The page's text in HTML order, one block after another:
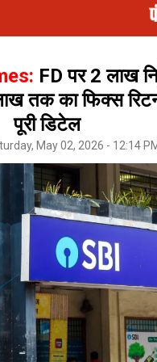
FD पर ₹2 लाख
तक का फिक्स
पूरी डिटेल
May 02, 2026 - 12:14